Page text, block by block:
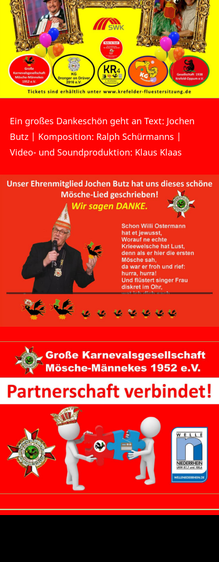
Ein großes Dankeschön geht an Text: Jochen
Butz | Komposition: Ralph Schürmanns |
Video- und Soundproduktion: Klaus Klaas